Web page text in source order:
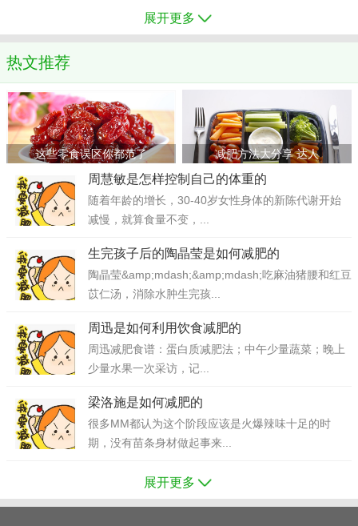
展开更多
热文推荐
这些零食误区你都范了 减肥方法大分享 达人
周慧敏是怎样控制自己的体重的
随着年龄的增长，30-40岁女性身体的新陈代谢开始
减慢，就算食量不变，...
生完孩子后的陶晶莹是如何减肥的
陶晶莹&amp;mdash;&amp;mdash;吃麻油猪腰和红豆
苡仁汤，消除水肿生完孩...
周迅是如何利用饮食减肥的
周迅减肥食谱：蛋白质减肥法；中午少量蔬菜；晚上
少量水果一次采访，记...
梁洛施是如何减肥的
很多MM都认为这个阶段应该是火爆辣味十足的时
期，没有苗条身材做起事来...
展开更多